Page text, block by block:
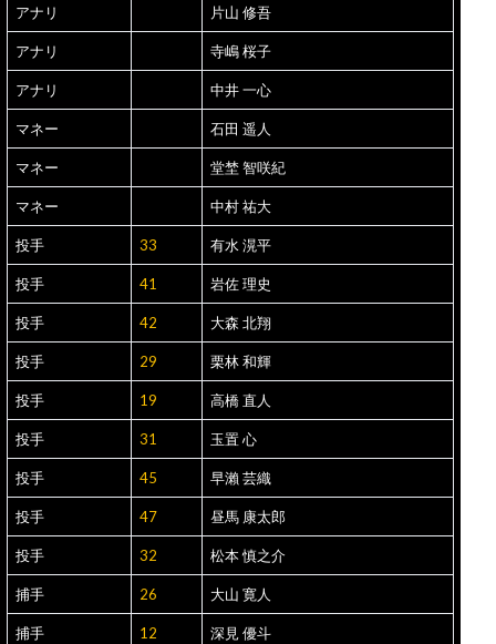
アナリ 片山 修吾
アナリ 寺嶋 桜子
アナリ 中井 一心
マネー 石田 遥人
マネー 堂埜 智咲紀
マネー 中村 祐大
投手 33 有水 滉平
投手 41 岩佐 理史
投手 42 大森 北翔
投手 29 栗林 和輝
投手 19 高橋 直人
投手 31 玉置 心
投手 45 早瀨 芸織
投手 47 昼馬 康太郎
投手 32 松本 慎之介
捕手 26 大山 寛人
捕手 12 深見 優斗